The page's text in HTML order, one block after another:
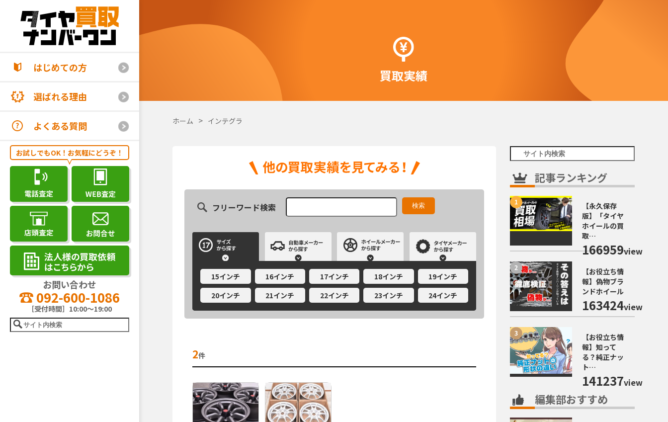
はじめての方
選ばれる理由
よくある質問
お試しでもOK！お気軽にどうぞ！
お問い合わせ
092-600-1086
［受付時間］10:00～19:00
買取実績
ホーム インテグラ
フリーワード検索
サイズから探す 自動車メーカーから探す ホイールメーカーから探す
15インチ 16インチ 17インチ 18インチ
19インチ
20インチ
21インチ 22インチ 23インチ 24インチ
2件
記事ランキング
【永久保存
版】「タイヤ
ホイールの買
取…
166959view
【お役立ち情
報】偽物ブラ
ンドホイール
163424view
【お役立ち情
報】知って
る？純正ナッ
ト…
141237view
編集部おすすめ